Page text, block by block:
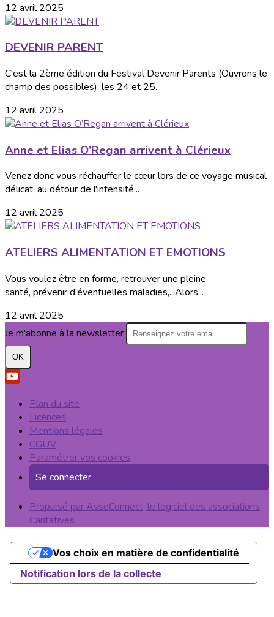
12 avril 2025
DEVENIR PARENT
C'est la 2ème édition du Festival Devenir Parents (Ouvrons le
champ des possibles), les 24 et 25...
12 avril 2025
Anne et Elias O’Regan arrivent à Clérieux
Venez donc vous réchauffer le cœur lors de ce voyage musical
délicat, au détour de l'intensité...
12 avril 2025
ATELIERS ALIMENTATION ET EMOTIONS
Vous voulez être en forme, retrouver une pleine
santé, prévenir d'éventuelles maladies,...Alors...
12 avril 2025
Je m'abonne à la newsletter
OK
Plan du site
Licences
Mentions légales
CGUV
Paramétrer vos cookies
Se connecter
Propulsé par AssoConnect, le logiciel des associations
Caritatives
Notification lors de la collecte
Vos choix en matière de confidentialité